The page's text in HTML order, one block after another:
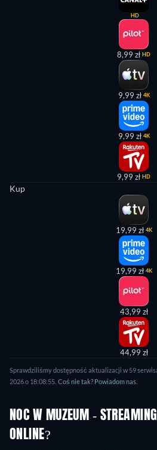
HD
8,99 zł HD
9,99 zł 4K
9,99 zł 4K
9,99 zł HD
Kup
19,99 zł 4K
19,99 zł 4K
43,99 zł
44,99 zł
Sprawdziliśmy dostępność aktualizacji w 59
2026 o 18:08:55. Coś nie tak? Powiadom nas.
NOC W MUZEUM -
ONLINE?